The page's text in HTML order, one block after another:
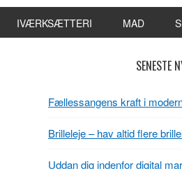
IVÆRKSÆTTERI MAD
SENESTE
Fællessangens kraft i
Brilleleje – hav altid flere
Uddan dig indenfor digital